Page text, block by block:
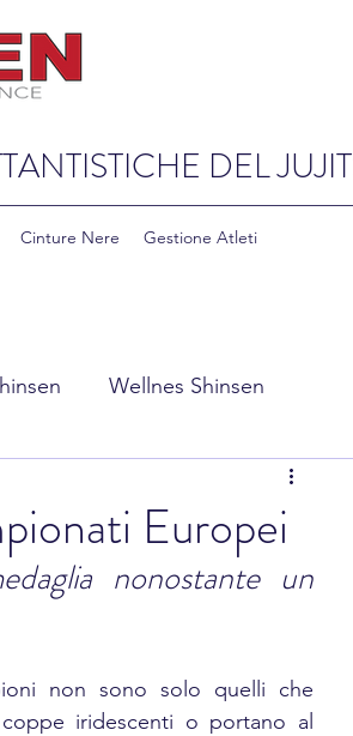
DEL
Cinture Nere Gestione Atleti
Wellnes Shinsen
Europei
nonostante un
non sono solo quelli che
iridescenti o portano al